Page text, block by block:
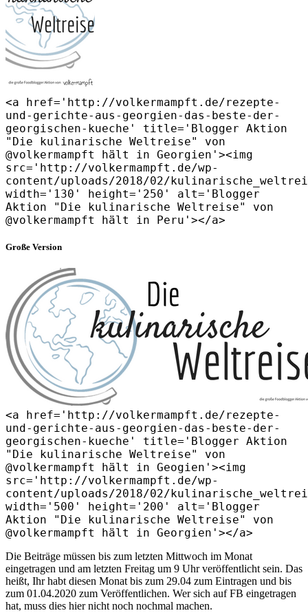
<a href='http://volkermampft.de/rezepte-
und-gerichte-aus-georgien-das-beste-der-
georgischen-kueche' title='Blogger Aktion
"Die kulinarische Weltreise" von
@volkermampft hält in Georgien'><img
src='http://volkermampft.de/wp-
content/uploads/2018/02/
width='130' height='250' alt='Blogger
Aktion "Die kulinarische Weltreise" von
@volkermampft hält in Peru'></a>
Große Version
<a href='http://volkermampft.de/rezepte-
und-gerichte-aus-georgien-das-beste-der-
georgischen-kueche' title='Blogger Aktion
"Die kulinarische Weltreise" von
@volkermampft hält in Geogien'><img
src='http://volkermampft.de/wp-
content/uploads/2018/02/
width='500' height='200' alt='Blogger
Aktion "Die kulinarische Weltreise" von
@volkermampft hält in Georgien'></a>
Die Beiträge müssen bis zum letzten Mittwoch im Monat
eingetragen und am letzten Freitag um 9 Uhr veröffentlicht sein. Das
heißt, Ihr habt diesen Monat bis zum 29.04 zum Eintragen und bis
zum 01.04.2020 zum Veröffentlichen. Wer sich auf FB eingetragen
hat, muss dies hier nicht noch nochmal machen.